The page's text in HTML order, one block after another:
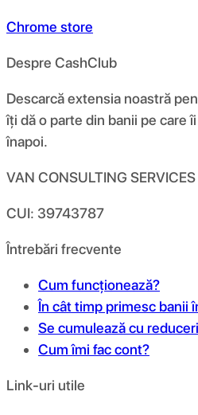
Chrome store
Despre CashClub
Descarcă extensia noastră
îți dă o parte din banii pe care
înapoi.
VAN CONSULTING
CUI: 39743787
Întrebări frecvente
Cum funcționează?
În cât timp primesc banii
Se cumulează cu
Cum îmi fac cont?
Link-uri utile